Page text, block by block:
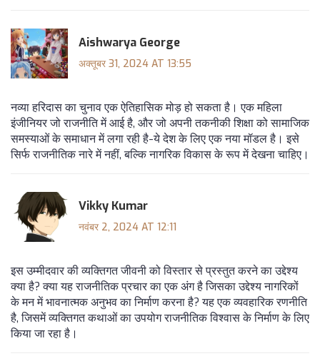
Aishwarya George
अक्तूबर 31, 2024 AT 13:55
नव्या हरिदास का चुनाव एक ऐतिहासिक मोड़ हो सकता है। एक महिला
इंजीनियर जो राजनीति में आई है, और जो अपनी तकनीकी शिक्षा को सामाजिक
समस्याओं के समाधान में लगा रही है-ये देश के लिए एक नया मॉडल है। इसे
सिर्फ राजनीतिक नारे में नहीं, बल्कि नागरिक विकास के रूप में देखना चाहिए।
Vikky Kumar
नवंबर 2, 2024 AT 12:11
इस उम्मीदवार की व्यक्तिगत जीवनी को विस्तार से प्रस्तुत करने का उद्देश्य
क्या है? क्या यह राजनीतिक प्रचार का एक अंग है जिसका उद्देश्य नागरिकों
के मन में भावनात्मक अनुभव का निर्माण करना है? यह एक व्यवहारिक रणनीति
है, जिसमें व्यक्तिगत कथाओं का उपयोग राजनीतिक विश्वास के निर्माण के लिए
किया जा रहा है।